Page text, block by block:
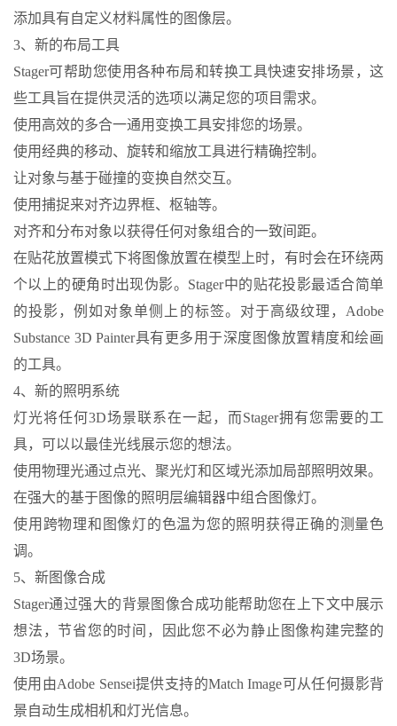
添加具有自定义材料属性的图像层。
3、新的布局工具
Stager可帮助您使用各种布局和转换工具快速安排场景，这
些工具旨在提供灵活的选项以满足您的项目需求。
使用高效的多合一通用变换工具安排您的场景。
使用经典的移动、旋转和缩放工具进行精确控制。
让对象与基于碰撞的变换自然交互。
使用捕捉来对齐边界框、枢轴等。
对齐和分布对象以获得任何对象组合的一致间距。
在贴花放置模式下将图像放置在模型上时，有时会在环绕两
个以上的硬角时出现伪影。Stager中的贴花投影最适合简单
的投影，例如对象单侧上的标签。对于高级纹理，Adobe
Substance 3D Painter具有更多用于深度图像放置精度和绘画
的工具。
4、新的照明系统
灯光将任何3D场景联系在一起，而Stager拥有您需要的工
具，可以以最佳光线展示您的想法。
使用物理光通过点光、聚光灯和区域光添加局部照明效果。
在强大的基于图像的照明层编辑器中组合图像灯。
使用跨物理和图像灯的色温为您的照明获得正确的测量色
调。
5、新图像合成
Stager通过强大的背景图像合成功能帮助您在上下文中展示
想法，节省您的时间，因此您不必为静止图像构建完整的
3D场景。
使用由Adobe Sensei提供支持的Match Image可从任何摄影背
景自动生成相机和灯光信息。